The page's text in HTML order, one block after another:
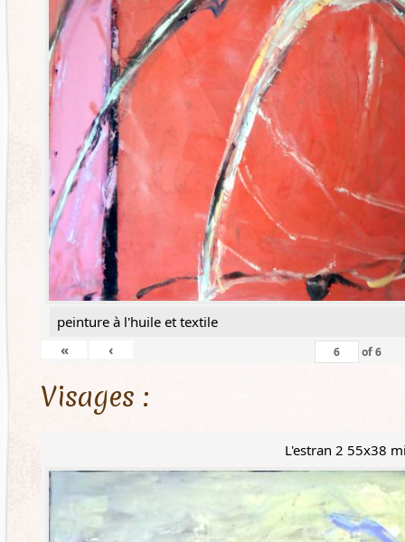
peinture à l'huile et textile
«
‹ of6
Visages :
L'estran 2 55x38